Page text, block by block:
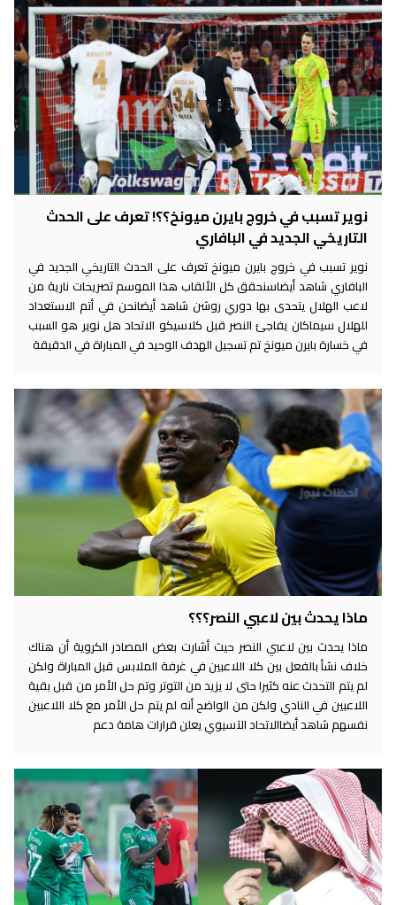
نوير تسبب في خروج بايرن ميونخ؟؟! تعرف على الحدث
التاريخي الجديد في البافاري
نوير تسبب في خروج بايرن ميونخ تعرف على الحدث التاريخي الجديد في
البافاري شاهد أيضاسنحقق كل الألقاب هذا الموسم تصريحات نارية من
لاعب الهلال يتحدى بها دوري روشن شاهد أيضانحن في أتم الاستعداد
للهلال سيماكان يفاجئ النصر قبل كلاسيكو الاتحاد هل نوير هو السبب
في خسارة بايرن ميونخ تم تسجيل الهدف الوحيد في المباراة في الدقيقة
ماذا يحدث بين لاعبي النصر؟؟؟
ماذا يحدث بين لاعبي النصر حيث أشارت بعض المصادر الكروية أن هناك
خلاف نشأ بالفعل بين كلا اللاعبين في غرفة الملابس قبل المباراة ولكن
لم يتم التحدث عنه كثيرا حتى لا يزيد من التوتر وتم حل الأمر من قبل بقية
اللاعبين في النادي ولكن من الواضح أنه لم يتم حل الأمر مع كلا اللاعبين
نفسهم شاهد أيضاالاتحاد الآسيوي يعلن قرارات هامة دعم